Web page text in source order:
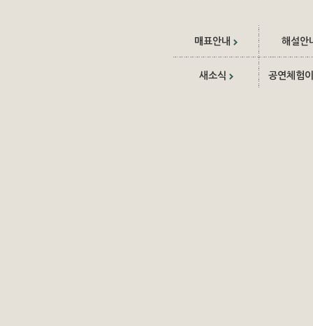
매표안내 해설안
새소식 공연체험